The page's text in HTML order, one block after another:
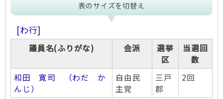
表のサイズを切替え
[わ行]
議員名(ふりがな) 会派
選挙
区
当選回
数
和田 寛司 （わだ か
んじ）
自由民
主党
三戸
郡
2回